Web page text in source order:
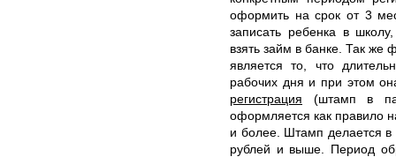
оформить на срок от 3
записать ребенка в
взять займ в банке. Так же
является то, что
рабочих дня и при этом
регистрация (штамп в
оформляется как правило
и более. Штамп делается в
рублей и выше. Период